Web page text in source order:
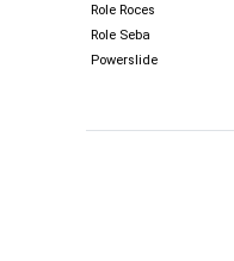
Role Roces
Role Seba
Powerslide